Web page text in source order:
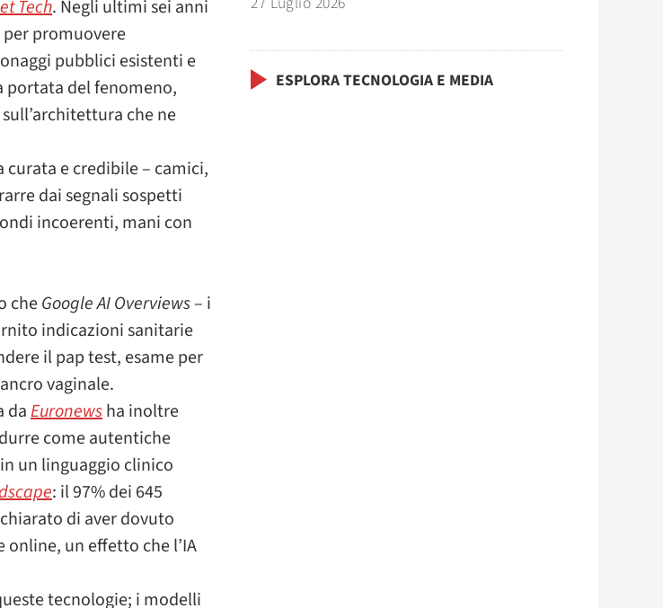
Tech. Negli ultimi sei anni
promuovere
pubblici esistenti e
del fenomeno,
che ne
curata e credibile – camici,
dai segnali sospetti
incoerenti, mani con
cheGoogle AI Overviews– i
indicazioni sanitarie
il pap test, esame per
vaginale.
daEuronewsha inoltre
come autentiche
un linguaggio clinico
: il 97% dei 645
di aver dovuto
un effetto che l’IA
tecnologie; i modelli
ESPLORA TECNOLOGIA E MEDIA